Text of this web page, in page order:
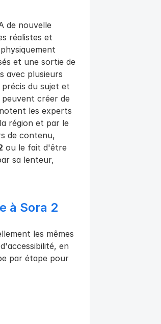
de nouvelle
réalistes et
et une sortie de
avec plusieurs
du sujet et
créer de
les experts
région et par le
de contenu,
ou le fait d'être
sa lenteur,
à Sora 2
les mêmes
en
par étape pour